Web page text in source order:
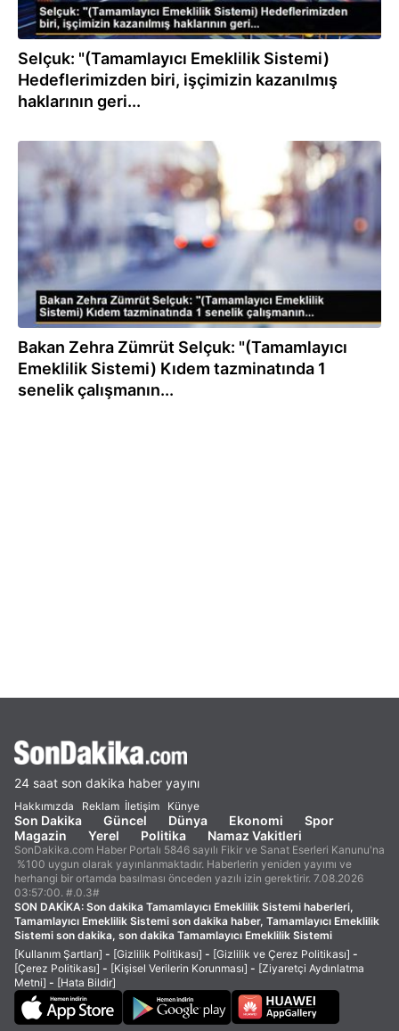
Selçuk: "(Tamamlayıcı Emeklilik Sistemi)
Hedeflerimizden biri, işçimizin kazanılmış
haklarının geri...
17.06.2020
Bakan Zehra Zümrüt Selçuk: "(Tamamlayıcı
Emeklilik Sistemi) Kıdem tazminatında 1
senelik çalışmanın...
24 saat son dakika haber yayını
Hakkımızda Reklam İletişim Künye
Son Dakika Güncel Dünya Ekonomi
Spor
Magazin
Yerel Politika Namaz Vakitleri
SonDakika.com Haber Portalı 5846 sayılı Fikir ve Sanat Eserleri Kanunu'na
%100 uygun olarak yayınlanmaktadır. Haberlerin yeniden yayımı ve
herhangi bir ortamda basılması önceden yazılı izin gerektirir. 7.08.2026
03:57:00. #.0.3#
SON DAKİKA: Son dakika Tamamlayıcı Emeklilik Sistemi haberleri,
Tamamlayıcı Emeklilik Sistemi son dakika haber, Tamamlayıcı Emeklilik
Sistemi son dakika, son dakika Tamamlayıcı Emeklilik Sistemi
[Kullanım Şartları] - [Gizlilik Politikası] - [Gizlilik ve Çerez Politikası] -
[Çerez Politikası] - [Kişisel Verilerin Korunması] - [Ziyaretçi Aydınlatma
Metni] - [Hata Bildir]